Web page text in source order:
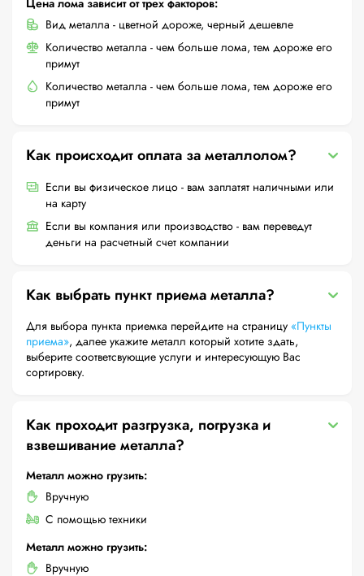
Цена лома зависит от трех факторов:
Вид металла - цветной дороже, черный дешевле
Количество металла - чем больше лома, тем дороже его
примут
Количество металла - чем больше лома, тем дороже его
примут
Как происходит оплата за металлолом?
Если вы физическое лицо - вам заплатят наличными или
на карту
Если вы компания или производство - вам переведут
деньги на расчетный счет компании
Как выбрать пункт приема металла?
Для выбора пункта приемка перейдите на страницу «Пункты
приема», далее укажите металл который хотите здать,
выберите соответсвующие услуги и интересующую Вас
сортировку.
Как проходит разгрузка, погрузка и
взвешивание металла?
Металл можно грузить:
Вручную
С помощью техники
Металл можно грузить:
Вручную